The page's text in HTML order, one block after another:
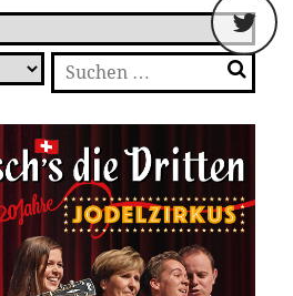
Suchen
nach: